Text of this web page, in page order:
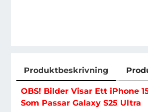
Produktbeskrivning
OBS! Bilder Visar Ett iPhone
Som Passar Galaxy S25 Ultra